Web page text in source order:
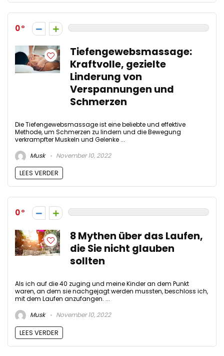
0
Tiefengewebsmassage:
Kraftvolle, gezielte
Linderung von
Verspannungen und
Schmerzen
Die Tiefengewebsmassage ist eine beliebte und effektive
Methode, um Schmerzen zu lindern und die Bewegung
verkrampfter Muskeln und Gelenke ...
Musk
November 10, 2022
LEES VERDER
0
8 Mythen über das Laufen,
die Sie nicht glauben
sollten
Als ich auf die 40 zuging und meine Kinder an dem Punkt
waren, an dem sie nachgejagt werden mussten, beschloss ich,
mit dem Laufen anzufangen. ...
Musk
November 10, 2022
LEES VERDER